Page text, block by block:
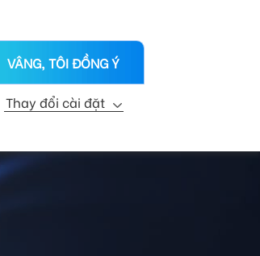
VÂNG, TÔI ĐỒNG Ý
Thay đổi cài đặt
PHÁT TRIỂN BỀN VỮNG
R&D